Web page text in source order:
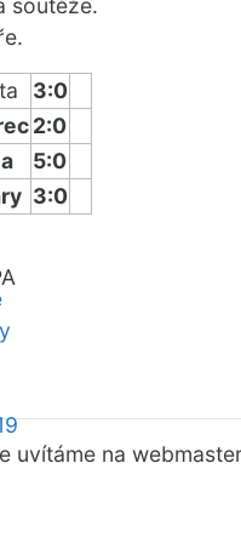
soutěže.
3:0
2:0
5:0
3:0
uvítáme na webmaster